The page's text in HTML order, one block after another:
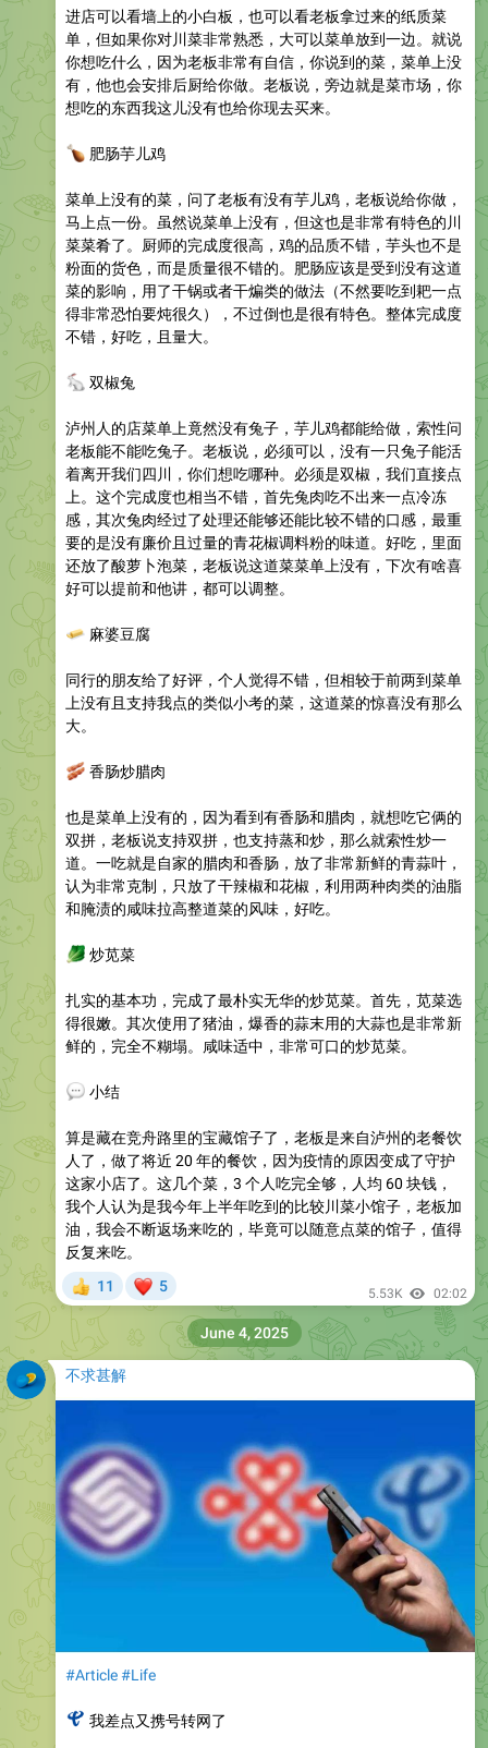
进店可以看墙上的小白板，也可以看老板拿过来的纸质菜
单，但如果你对川菜非常熟悉，大可以菜单放到一边。就说
你想吃什么，因为老板非常有自信，你说到的菜，菜单上没
有，他也会安排后厨给你做。老板说，旁边就是菜市场，你
想吃的东西我这儿没有也给你现去买来。
肥肠芋儿鸡
菜单上没有的菜，问了老板有没有芋儿鸡，老板说给你做，
马上点一份。虽然说菜单上没有，但这也是非常有特色的川
菜菜肴了。厨师的完成度很高，鸡的品质不错，芋头也不是
粉面的货色，而是质量很不错的。肥肠应该是受到没有这道
菜的影响，用了干锅或者干煸类的做法（不然要吃到耙一点
得非常恐怕要炖很久），不过倒也是很有特色。整体完成度
不错，好吃，且量大。
双椒兔
泸州人的店菜单上竟然没有兔子，芋儿鸡都能给做，索性问
老板能不能吃兔子。老板说，必须可以，没有一只兔子能活
着离开我们四川，你们想吃哪种。必须是双椒，我们直接点
上。这个完成度也相当不错，首先兔肉吃不出来一点冷冻
感，其次兔肉经过了处理还能够还能比较不错的口感，最重
要的是没有廉价且过量的青花椒调料粉的味道。好吃，里面
还放了酸萝卜泡菜，老板说这道菜菜单上没有，下次有啥喜
好可以提前和他讲，都可以调整。
麻婆豆腐
同行的朋友给了好评，个人觉得不错，但相较于前两到菜单
上没有且支持我点的类似小考的菜，这道菜的惊喜没有那么
大。
香肠炒腊肉
也是菜单上没有的，因为看到有香肠和腊肉，就想吃它俩的
双拼，老板说支持双拼，也支持蒸和炒，那么就索性炒一
道。一吃就是自家的腊肉和香肠，放了非常新鲜的青蒜叶，
认为非常克制，只放了干辣椒和花椒，利用两种肉类的油脂
和腌渍的咸味拉高整道菜的风味，好吃。
炒苋菜
扎实的基本功，完成了最朴实无华的炒苋菜。首先，苋菜选
得很嫩。其次使用了猪油，爆香的蒜末用的大蒜也是非常新
鲜的，完全不糊塌。咸味适中，非常可口的炒苋菜。
小结
算是藏在竞舟路里的宝藏馆子了，老板是来自泸州的老餐饮
人了，做了将近 20 年的餐饮，因为疫情的原因变成了守护
这家小店了。这几个菜，3 个人吃完全够，人均 60 块钱，
我个人认为是我今年上半年吃到的比较川菜小馆子，老板加
油，我会不断返场来吃的，毕竟可以随意点菜的馆子，值得
反复来吃。
11 5 5.53K 02:02
不求甚解
#Article#Life
我差点又携号转网了
June 4, 2025